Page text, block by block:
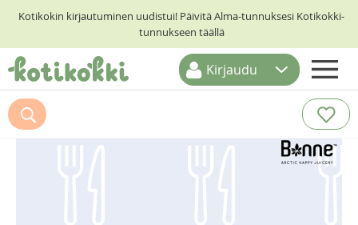
Kotikokin kirjautuminen uudistui! Päivitä Alma-tunnuksesi Kotikokki-
tunnukseen täällä
ETUSIVU
RESEPTIHAKU
Kirjaudu
Suosittelemme myös